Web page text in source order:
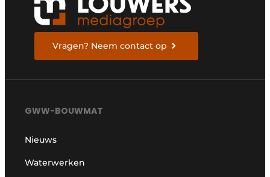
Vragen? Neem contact op
GWW-BOUWMAT
Nieuws
Waterwerken